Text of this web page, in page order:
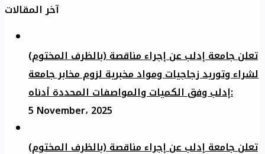
آخر المقالات
تعلن جامعة إدلب عن إجراء مناقصة (بالظرف المختوم)
لشراء وتوريد زجاجيات ومواد مخبرية لزوم مخابر جامعة
إدلب وفق الكميات والمواصفات المحددة أدناه:
5 November، 2025
تعلن جامعة إدلب عن إجراء مناقصة (بالظرف المختوم)